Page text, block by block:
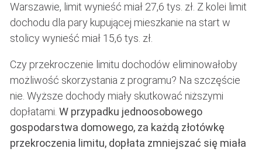
Warszawie, limit wynieść miał 27,6 tys. zł. Z kolei limit
dochodu dla pary kupującej mieszkanie na start w
stolicy wynieść miał 15,6 tys. zł.
Czy przekroczenie limitu dochodów eliminowałoby
możliwość skorzystania z programu? Na szczęście
nie. Wyższe dochody miały skutkować niższymi
dopłatami. W przypadku jednoosobowego
gospodarstwa domowego, za każdą złotówkę
przekroczenia limitu, dopłata zmniejszać się miała